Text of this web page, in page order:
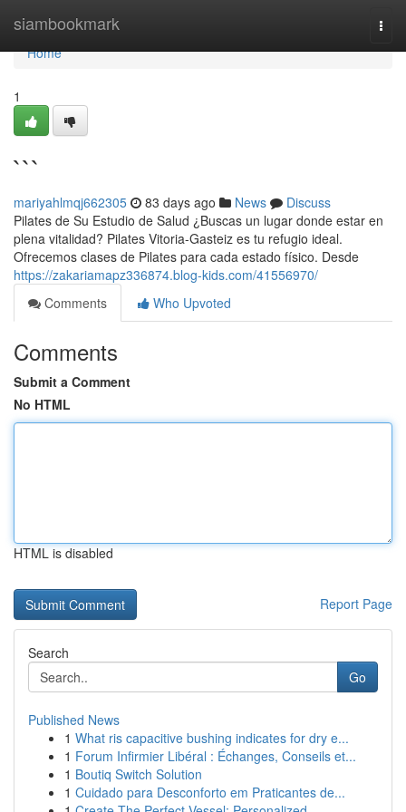
siambookmark
Home
Home
1
```
mariyahlmqj662305 83 days ago News
Discuss
Pilates de Su Estudio de Salud ¿Buscas un lugar donde estar en
plena vitalidad? Pilates Vitoria-Gasteiz es tu refugio ideal.
Ofrecemos clases de Pilates para cada estado físico. Desde
https://zakariamapz336874.blog-kids.com/41556970/
Comments
Who Upvoted
Comments
Submit a Comment
No HTML
HTML is disabled
Report Page
Search
Go
Published News
1 What ris capacitive bushing indicates for dry e...
1 Forum Infirmier Libéral : Échanges, Conseils et...
1 Boutiq Switch Solution
1 Cuidado para Desconforto em Praticantes de...